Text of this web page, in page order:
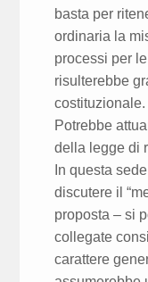
basta per
ordinaria la
processi per
risulterebbe
costituzionale.
Potrebbe
della legge di
In questa
discutere il
proposta – si
collegate
carattere